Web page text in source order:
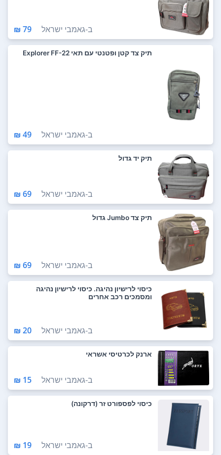
ב-גאמבי ישראל 79 ₪
תיק צד קטן ופטנטי עם תאי Explorer FF-22
ב-גאמבי ישראל 49 ₪
תיק יד גדול
ב-גאמבי ישראל 69 ₪
תיק צד Jumbo גדול
ב-גאמבי ישראל 69 ₪
כיסוי לרישיון נהיגה. כיסוי לרישיון נהיגה
ומסמכים רכב אחרים
ב-גאמבי ישראל 20 ₪
ארנק לכרטיסי אשראי
ב-גאמבי ישראל 15 ₪
כיסוי לפספורט זר (דרקונה)
ב-גאמבי ישראל 19 ₪